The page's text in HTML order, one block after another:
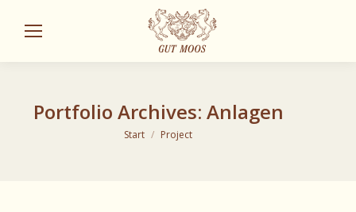
Portfolio Archives: Anlagen
Sie befinden sich hier:
Start Project